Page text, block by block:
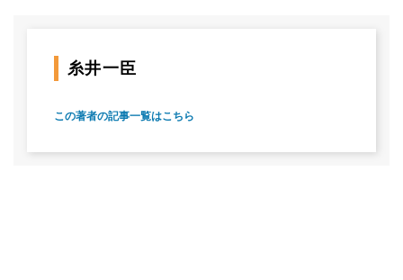
糸井一臣
この著者の記事一覧はこちら